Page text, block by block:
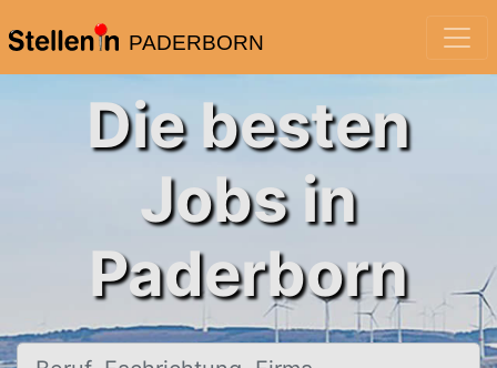
PADERBORN
Die besten
Jobs in
Paderborn
Beruf, Fachrichtung, Firma